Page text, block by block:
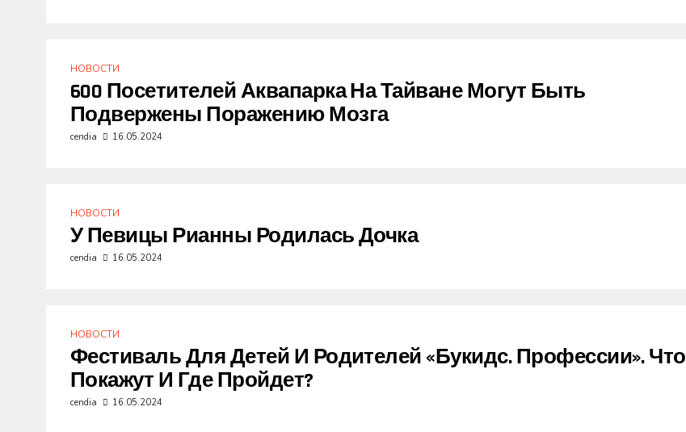
НОВОСТИ
600 Посетителей Аквапарка На Тайване Могут Быть
Подвержены Поражению Мозга
cendia 16.05.2024
НОВОСТИ
У Певицы Рианны Родилась Дочка
cendia 16.05.2024
НОВОСТИ
Фестиваль Для Детей И Родителей «Букидс. Профессии». Что
Покажут И Где Пройдет?
cendia 16.05.2024